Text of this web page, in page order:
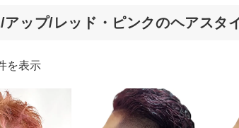
アップ/レッド・ピンクのヘアスタ
を表示